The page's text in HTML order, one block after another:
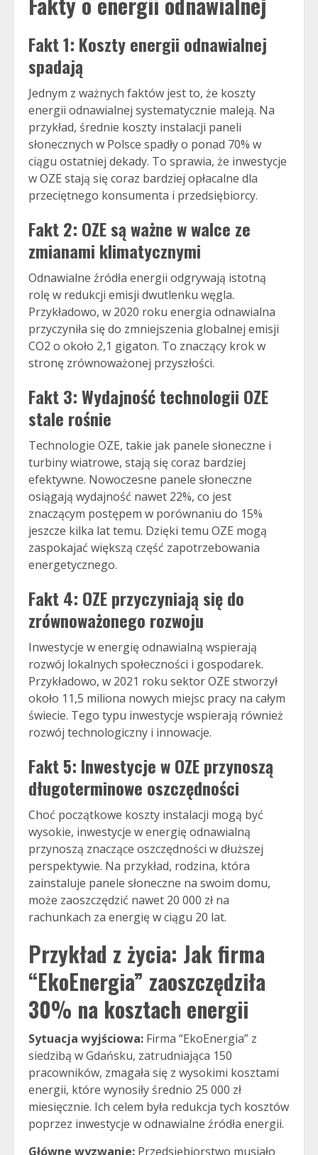
Fakt 1: Koszty energii odnawialnej
spadają
Jednym z ważnych faktów jest to, że koszty
energii odnawialnej systematycznie maleją. Na
przykład, średnie koszty instalacji paneli
słonecznych w Polsce spadły o ponad 70% w
ciągu ostatniej dekady. To sprawia, że inwestycje
w OZE stają się coraz bardziej opłacalne dla
przeciętnego konsumenta i przedsiębiorcy.
Fakt 2: OZE są ważne w walce ze
zmianami klimatycznymi
Odnawialne źródła energii odgrywają istotną
rolę w redukcji emisji dwutlenku węgla.
Przykładowo, w 2020 roku energia odnawialna
przyczyniła się do zmniejszenia globalnej emisji
CO2 o około 2,1 gigaton. To znaczący krok w
stronę zrównoważonej przyszłości.
Fakt 3: Wydajność technologii OZE
stale rośnie
Technologie OZE, takie jak panele słoneczne i
turbiny wiatrowe, stają się coraz bardziej
efektywne. Nowoczesne panele słoneczne
osiągają wydajność nawet 22%, co jest
znaczącym postępem w porównaniu do 15%
jeszcze kilka lat temu. Dzięki temu OZE mogą
zaspokajać większą część zapotrzebowania
energetycznego.
Fakt 4: OZE przyczyniają się do
zrównoważonego rozwoju
Inwestycje w energię odnawialną wspierają
rozwój lokalnych społeczności i gospodarek.
Przykładowo, w 2021 roku sektor OZE stworzył
około 11,5 miliona nowych miejsc pracy na całym
świecie. Tego typu inwestycje wspierają również
rozwój technologiczny i innowacje.
Fakt 5: Inwestycje w OZE przynoszą
długoterminowe oszczędności
Choć początkowe koszty instalacji mogą być
wysokie, inwestycje w energię odnawialną
przynoszą znaczące oszczędności w dłuższej
perspektywie. Na przykład, rodzina, która
zainstaluje panele słoneczne na swoim domu,
może zaoszczędzić nawet 20 000 zł na
rachunkach za energię w ciągu 20 lat.
Przykład z życia: Jak firma
“EkoEnergia” zaoszczędziła
30% na kosztach energii
Sytuacja wyjściowa: Firma “EkoEnergia” z
siedzibą w Gdańsku, zatrudniająca 150
pracowników, zmagała się z wysokimi kosztami
energii, które wynosiły średnio 25 000 zł
miesięcznie. Ich celem była redukcja tych kosztów
poprzez inwestycje w odnawialne źródła energii.
Główne wyzwanie: Przedsiębiorstwo musiało